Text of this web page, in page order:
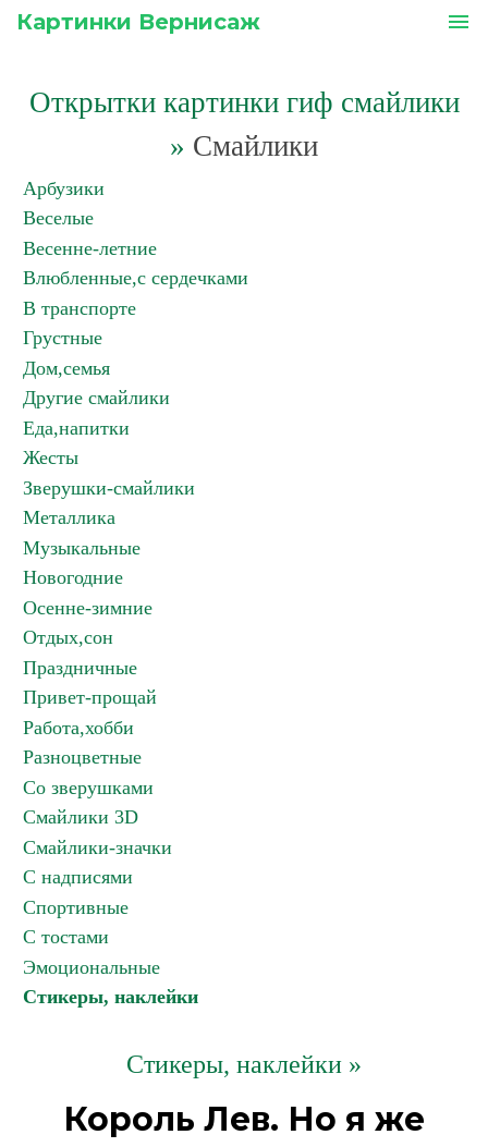
Картинки Вернисаж menu
Открытки картинки гиф смайлики
» Смайлики
Арбузики
Веселые
Весенне-летние
Влюбленные,с сердечками
В транспорте
Грустные
Дом,семья
Другие смайлики
Еда,напитки
Жесты
Зверушки-смайлики
Металлика
Музыкальные
Новогодние
Осенне-зимние
Отдых,сон
Праздничные
Привет-прощай
Работа,хобби
Разноцветные
Со зверушками
Смайлики 3D
Смайлики-значки
С надписями
Спортивные
С тостами
Эмоциональные
Стикеры, наклейки
Стикеры, наклейки »
Король Лев. Но я же